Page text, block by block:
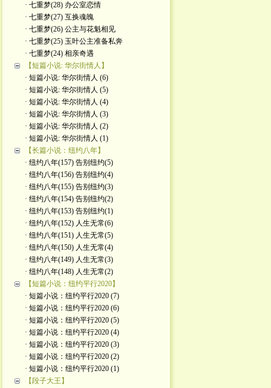
· 七重梦(28) 办公室恋情
· 七重梦(27) 互换魂魄
· 七重梦(26) 公主与花魁相见
· 七重梦(25) 玉叶公主准备私奔
· 七重梦(24) 相亲奇遇
【短篇小说: 华尔街情人】
· 短篇小说: 华尔街情人 (6)
· 短篇小说: 华尔街情人 (5)
· 短篇小说: 华尔街情人 (4)
· 短篇小说: 华尔街情人 (3)
· 短篇小说: 华尔街情人 (2)
· 短篇小说: 华尔街情人 (1)
【长篇小说：纽约八年】
· 纽约八年(157) 告别纽约(5)
· 纽约八年(156) 告别纽约(4)
· 纽约八年(155) 告别纽约(3)
· 纽约八年(154) 告别纽约(2)
· 纽约八年(153) 告别纽约(1)
· 纽约八年(152) 人生无常(6)
· 纽约八年(151) 人生无常(5)
· 纽约八年(150) 人生无常(4)
· 纽约八年(149) 人生无常(3)
· 纽约八年(148) 人生无常(2)
【短篇小说：纽约平行2020】
· 短篇小说：纽约平行2020 (7)
· 短篇小说：纽约平行2020 (6)
· 短篇小说：纽约平行2020 (5)
· 短篇小说：纽约平行2020 (4)
· 短篇小说：纽约平行2020 (3)
· 短篇小说：纽约平行2020 (2)
· 短篇小说：纽约平行2020 (1)
【段子大王】